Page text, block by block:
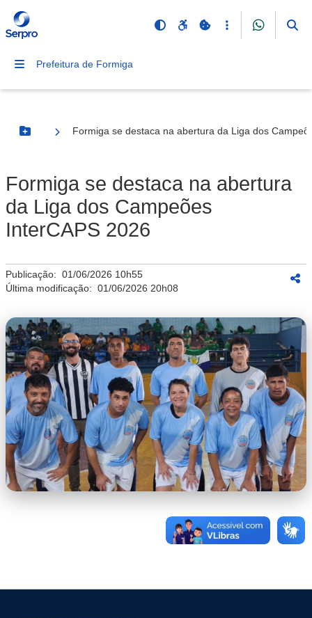
Prefeitura de Formiga
Botão Menu
Formiga se destaca na abertura da Liga dos
Formiga se destaca na abertura
da Liga dos Campeões
InterCAPS 2026
Publicação: 01/06/2026 10h55
Última modificação: 01/06/2026 20h08